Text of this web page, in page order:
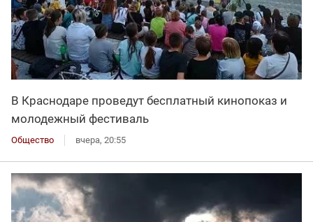
В Краснодаре проведут бесплатный кинопоказ и
молодежный фестиваль
Общество вчера, 20:55